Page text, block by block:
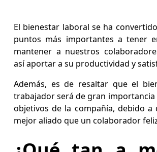
El bienestar laboral se ha
puntos más importantes a tener
mantener a nuestros
así aportar a su productividad y
Además, es de resaltar que el
trabajador será de gran
objetivos de la compañía, debido a
mejor aliado que un colaborador